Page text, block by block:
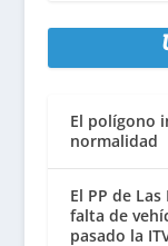
El polígono
normalidad
El PP de
falta de
pasado la